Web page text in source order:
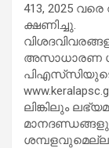
413, 2025
ക്ഷണിച്ചു.
അസാധാരണ
ലിങ്കിലും